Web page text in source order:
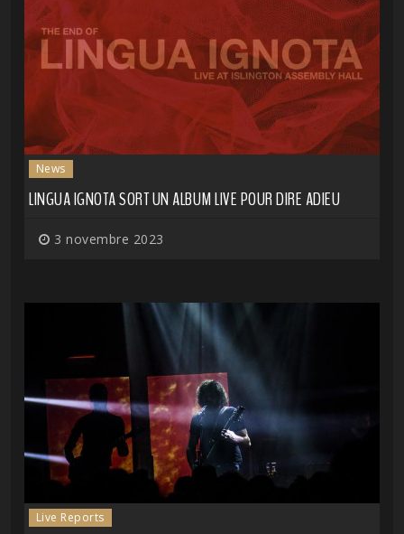
News
LINGUA IGNOTA SORT UN ALBUM LIVE POUR DIRE ADIEU
3 novembre 2023
Live Reports